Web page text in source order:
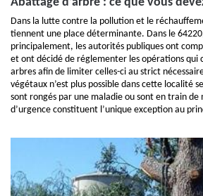
Dans la lutte contre la pollution et le
tiennent une place déterminante. Dans le
principalement, les autorités publiques ont
et ont décidé de réglementer les opérations qui
arbres afin de limiter celles-ci au strict
végétaux n’est plus possible dans cette localité
sont rongés par une maladie ou sont en train de
d’urgence constituent l’unique exception au